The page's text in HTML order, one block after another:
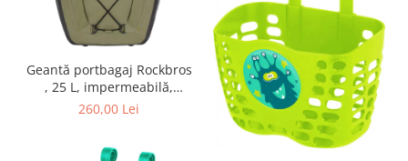
Geantă portbagaj Rockbros
, 25 L, impermeabilă,
negru-verde
260,00 Lei